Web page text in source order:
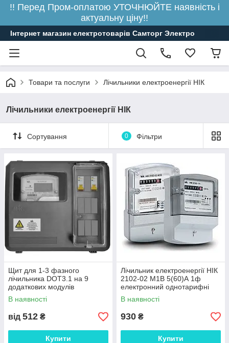
!! Перед Пром-оплатою УТОЧНЮЙТЕ наявність і
актуальну ціну!!
Інтернет магазин електротоварів Самторг Электро
Товари та послуги Лічильники електроенергії НІК
Лічильники електроенергії НІК
Сортування 0 Фільтри
Щит для 1-3 фазного
лічильника DOT3.1 на 9
додаткових модулів
В наявності
від 512 ₴
Купити
Лічильник електроенергії НІК
2102-02 М1В 5(60)А 1ф
електронний однотарифні
(один елемент захисту)
В наявності
930 ₴
Купити